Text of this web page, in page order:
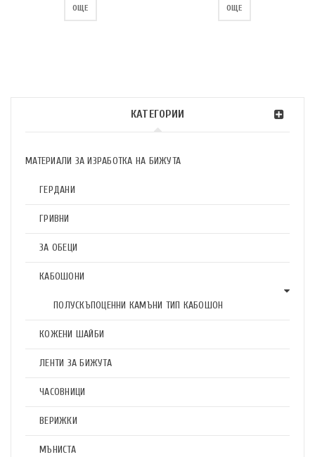
КАТЕГОРИИ
МАТЕРИАЛИ ЗА ИЗРАБОТКА НА БИЖУТА
ГЕРДАНИ
ГРИВНИ
ЗА ОБЕЦИ
КАБОШОНИ
ПОЛУСКЪПОЦЕННИ КАМЪНИ ТИП КАБОШОН
КОЖЕНИ ШАЙБИ
ЛЕНТИ ЗА БИЖУТА
ЧАСОВНИЦИ
ВЕРИЖКИ
МЪНИСТА
ОЩЕ ОЩЕ